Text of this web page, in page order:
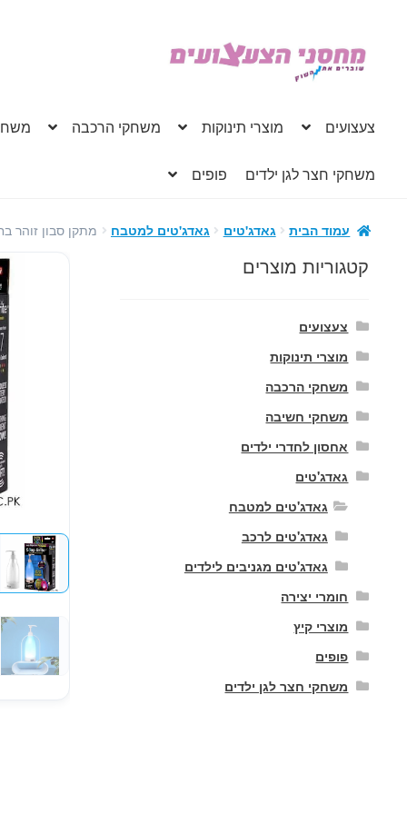
דלג
לניווט
לדלג
לתוכן
צעצועים מוצרי תינוקות משחקי הרכבה
משחקי חצר לגן ילדים פופים
עמוד הבית גאדג'טים גאדג'טים למטבח מתקן סבון זוהר
קטגוריות מוצרים
צעצועים
מוצרי תינוקות
משחקי הרכבה
משחקי חשיבה
אחסון לחדרי ילדים
גאדג'טים
גאדג'טים למטבח
גאדג'טים לרכב
גאדג'טים מגניבים לילדים
חומרי יצירה
מוצרי קיץ
פופים
משחקי חצר לגן ילדים